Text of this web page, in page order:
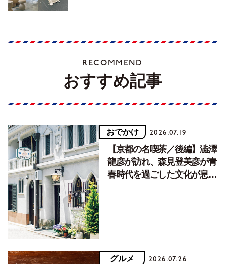
RECOMMEND
おすすめ記事
おでかけ 2026.07.19
【京都の名喫茶／後編】澁澤
龍彦が訪れ、森見登美彦が青
春時代を過ごした文化が息づ
グルメ 2026.07.26